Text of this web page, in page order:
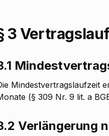
3
Mindestvertragslaufzeit
(§ 309 Nr. 9 lit. a
Verlängerung